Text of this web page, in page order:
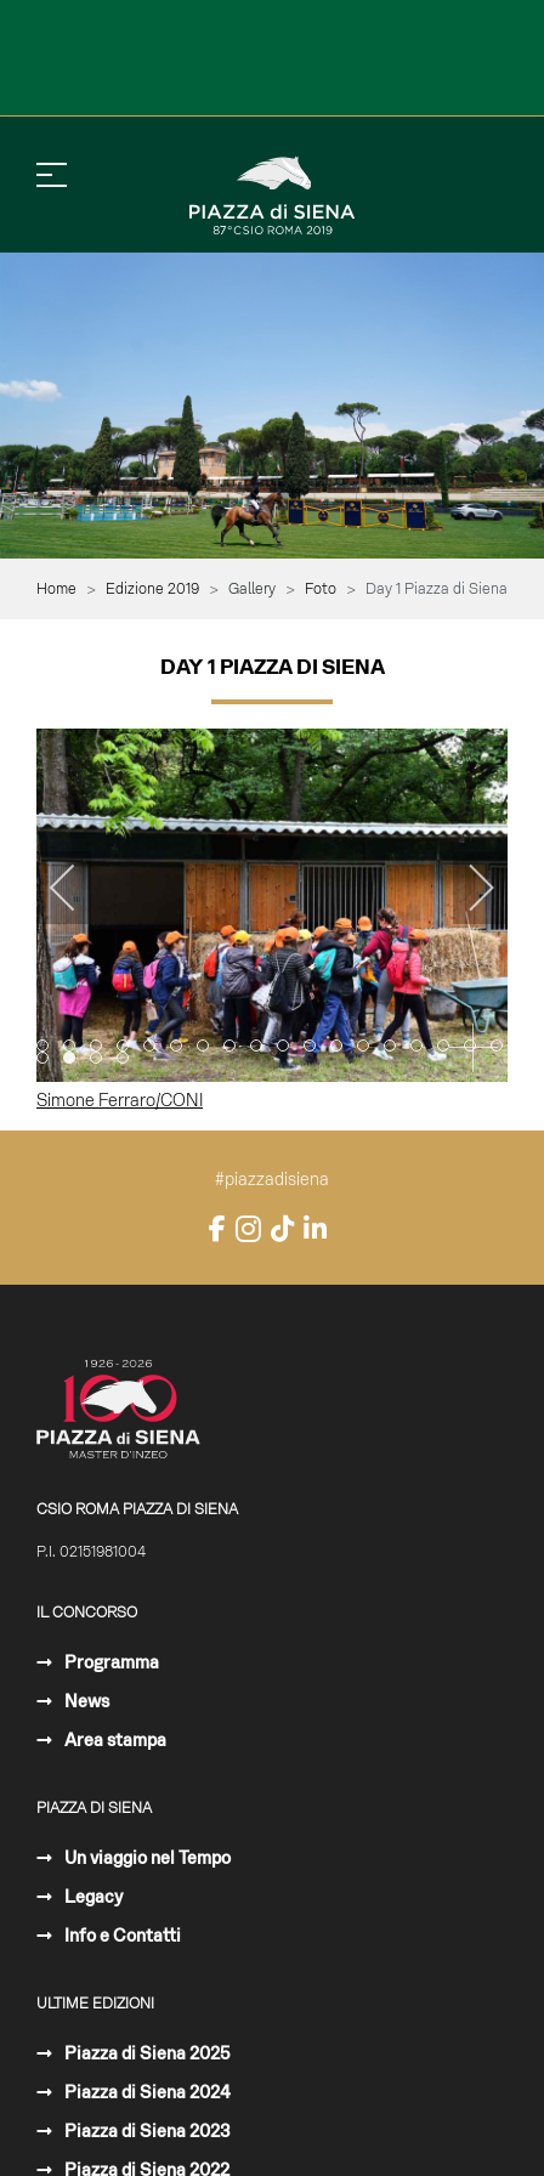
Home Edizione 2019 Gallery Foto Day 1 Piazza di Siena
DAY 1 PIAZZA DI SIENA
Item 0Item 1Item 2Item 3Item 4Item 5Item 6Item 7Item 8Item 9Item 10
Item 11Item 12Item 13Item 14Item 15
Item 16Item
Item 18Item 19Item 20
Item 21
Simone Ferraro/CONI
#piazzadisiena
Facebook
Instagram
TikTokLinkedIn
CSIO ROMA PIAZZA DI SIENA
P.I. 02151981004
IL CONCORSO
Programma
News
Area stampa
PIAZZA DI SIENA
Un viaggio nel Tempo
Legacy
Info e Contatti
ULTIME EDIZIONI
Piazza di Siena 2025
Piazza di Siena 2024
Piazza di Siena 2023
Piazza di Siena 2022